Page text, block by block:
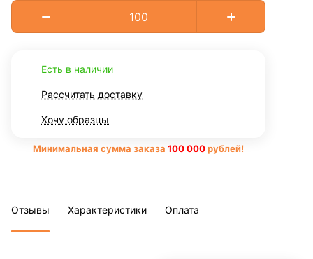
Есть в наличии
Рассчитать доставку
Хочу образцы
Минимальная сумма заказа 100 000рублей!
Отзывы Характеристики Оплата